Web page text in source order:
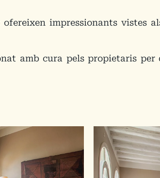
impressionants vistes
amb cura pels propietaris per